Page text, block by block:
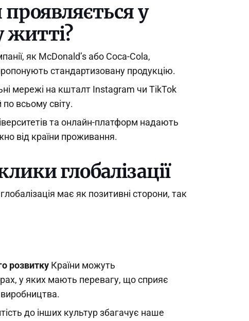
проявляється у
житті?
як McDonald’s або Coca-Cola,
стандартизовану продукцію.
мережі на кшталт Instagram чи TikTok
всьому світу.
та онлайн-платформ надають
від країни проживання.
глобалізації
має як позитивні сторони, так
розвитку Країни можуть
у яких мають перевагу, що сприяє
до інших культур збагачує наше